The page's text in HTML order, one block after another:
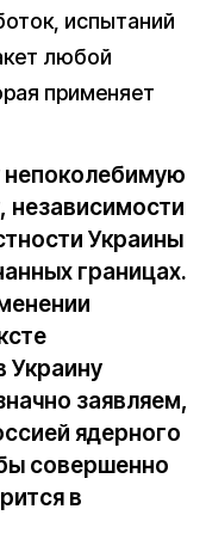
испытаний
любой
применяет
независимости
Украины
границах.
Украину
заявляем,
ядерного
совершенно
в